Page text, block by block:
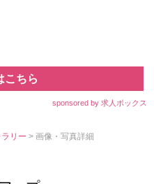
こちら
sponsored by 求人ボックス
ラリー> 画像・写真詳細